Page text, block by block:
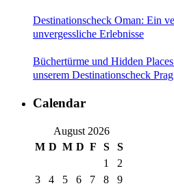
Destinationscheck Oman: Ein
unvergessliche Erlebnisse
Büchertürme und Hidden
unserem Destinationscheck Prag
Calendar
August 2026
M D M D F S
S
1
2
3
4 5 6 7 8
9